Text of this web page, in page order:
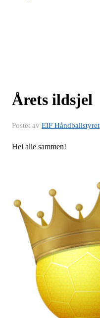
Årets ildsjel
Postet av EIF Håndballstyret
Hei alle sammen!